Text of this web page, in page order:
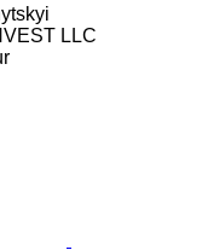
LLC